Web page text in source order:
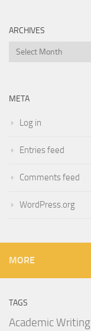
ARCHIVES
Archives
META
Log in
Entries feed
Comments feed
WordPress.org
MORE
TAGS
Academic Writing